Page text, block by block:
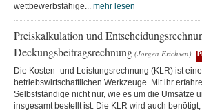
wettbewerbsfähige... mehr lesen
Preiskalkulation und
Deckungsbeitragsrechnung (Jörgen Erichsen)
Die Kosten- und Leistungsrechnung (KLR) ist
betriebswirtschaftlichen Werkzeuge. Mit ihr
Selbstständige nicht nur, wie es um die Umsätze
insgesamt bestellt ist. Die KLR wird auch